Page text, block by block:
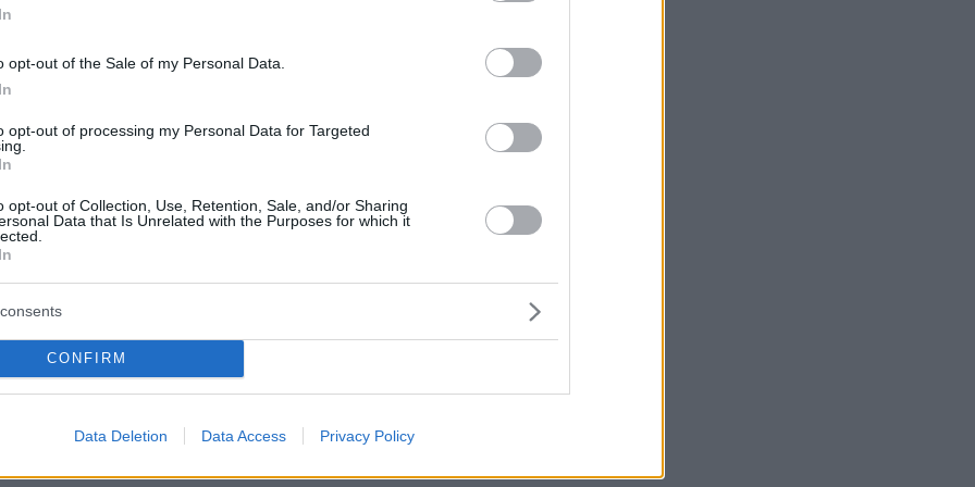
opt-out of the Sale of my Personal Data.
opt-out of processing my Personal Data for Targeted
opt-out of Collection, Use, Retention, Sale, and/or Sharing
Data that Is Unrelated with the Purposes for which it
CONFIRM
Data Deletion Data Access Privacy Policy
εκείνον:
ότι απηγόρευσα να ενταφιάζονται οι
μια αναστάτωση αρνητική για το πρόσωπό μου
το ψεύδος εις την κοινωνία μέσω του
Κάτω δε από το σχολιασμό αυτής της
κάποιος κύριος έγραψε τα εξής,
τη φωτογραφία μου, “ιδού ο πουλημένος,
ο μασόνος”. Εξετόξευσε τις τρεις
έναν κληρικό και μάλιστα έναν Επίσκοπο.
έχω δωροδοκηθεί από κάπου, ότι είμαι
εγώ που είμαι εις τύπον Χριστού εις την
της Δράμας και ότι είμαι μασόνος»